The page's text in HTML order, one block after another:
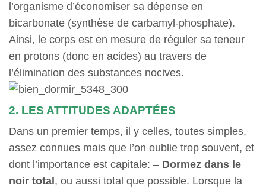
l’organisme d’économiser sa dépense en
bicarbonate (synthèse de carbamyl-phosphate).
Ainsi, le corps est en mesure de réguler sa teneur
en protons (donc en acides) au travers de
l’élimination des substances nocives.
2. LES ATTITUDES ADAPTÉES
Dans un premier temps, il y celles, toutes simples,
assez connues mais que l’on oublie trop souvent, et
dont l’importance est capitale: – Dormez dans le
noir total , ou aussi total que possible. Lorsque la